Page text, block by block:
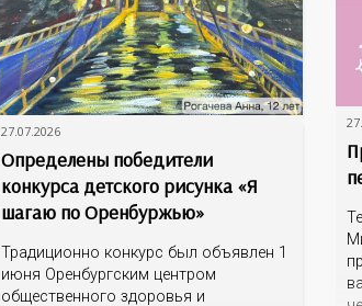
27.07.2026
Определены победители
конкурса детского рисунка «Я
шагаю по Оренбуржью»
Традиционно конкурс был объявлен 1
июня Оренбургским центром
общественного здоровья и